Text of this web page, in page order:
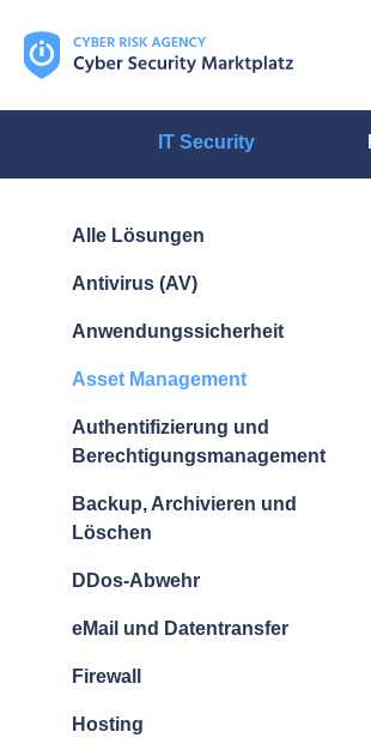
IT Security
Alle Lösungen
Antivirus (AV)
Anwendungssicherheit
Asset Management
Authentifizierung und
Berechtigungsmanagement
Backup, Archivieren und
Löschen
DDos-Abwehr
eMail und Datentransfer
Firewall
Hosting